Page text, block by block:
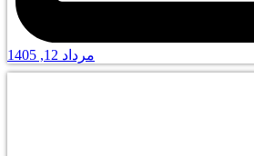
مرداد 12, 1405